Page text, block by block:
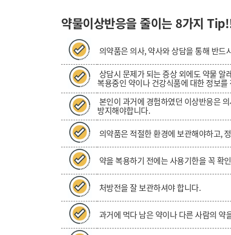
약물이상반응을 줄이는 8가지
의약품은 의사, 약사와 상담을 통해 반
상담시 문제가 되는 증상 외에도 약물
복용중인 약이나 건강식품에 대한 정보
본인이 과거에 경험하였던 이상반응은
방지해야합니다.
의약품은 적절한 환경에 보관해야하고,
약을 복용하기 전에는 사용기한을 꼭 확
처방전을 잘 보관하셔야 합니다.
과거에 먹다 남은 약이나 다른 사람의 약